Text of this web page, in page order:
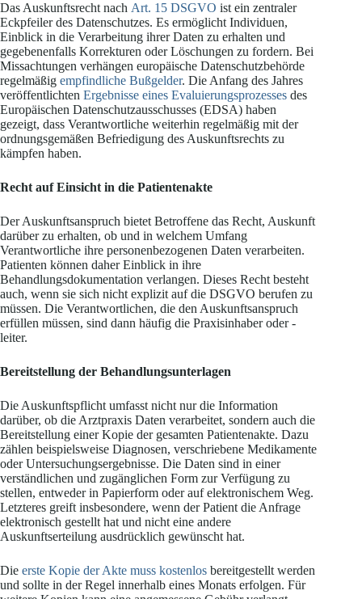
Das Auskunftsrecht nach Art. 15 DSGVO ist ein zentraler
Eckpfeiler des Datenschutzes. Es ermöglicht Individuen,
Einblick in die Verarbeitung ihrer Daten zu erhalten und
gegebenenfalls Korrekturen oder Löschungen zu fordern. Bei
Missachtungen verhängen europäische Datenschutzbehörde
regelmäßig empfindliche Bußgelder. Die Anfang des Jahres
veröffentlichten Ergebnisse eines Evaluierungsprozesses des
Europäischen Datenschutzausschusses (EDSA) haben
gezeigt, dass Verantwortliche weiterhin regelmäßig mit der
ordnungsgemäßen Befriedigung des Auskunftsrechts zu
kämpfen haben.
Recht auf Einsicht in die Patientenakte
Der Auskunftsanspruch bietet Betroffene das Recht, Auskunft
darüber zu erhalten, ob und in welchem Umfang
Verantwortliche ihre personenbezogenen Daten verarbeiten.
Patienten können daher Einblick in ihre
Behandlungsdokumentation verlangen. Dieses Recht besteht
auch, wenn sie sich nicht explizit auf die DSGVO berufen zu
müssen. Die Verantwortlichen, die den Auskunftsanspruch
erfüllen müssen, sind dann häufig die Praxisinhaber oder -
leiter.
Bereitstellung der Behandlungsunterlagen
Die Auskunftspflicht umfasst nicht nur die Information
darüber, ob die Arztpraxis Daten verarbeitet, sondern auch die
Bereitstellung einer Kopie der gesamten Patientenakte. Dazu
zählen beispielsweise Diagnosen, verschriebene Medikamente
oder Untersuchungsergebnisse. Die Daten sind in einer
verständlichen und zugänglichen Form zur Verfügung zu
stellen, entweder in Papierform oder auf elektronischem Weg.
Letzteres greift insbesondere, wenn der Patient die Anfrage
elektronisch gestellt hat und nicht eine andere
Auskunftserteilung ausdrücklich gewünscht hat.
Die erste Kopie der Akte muss kostenlos bereitgestellt werden
und sollte in der Regel innerhalb eines Monats erfolgen. Für